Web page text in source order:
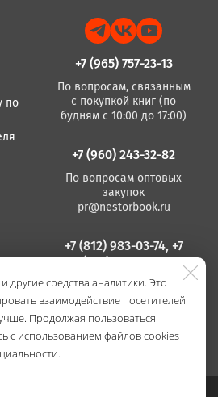
по
+7 (965) 757-23-13
По вопросам, связанным
с покупкой книг (по
будням с 10:00 до 17:00)
+7 (960) 243-32-82
По вопросам оптовых
закупок
pr@nestorbook.ru
+7 (812) 983-03-74, +7
(812) 235 15 86
По вопросам издания
книг
(по будням с 10:00 до
17:00)
другие средства аналитики. Это
взаимодействие посетителей
Продолжая пользоваться
с использованием файлов cookies
.